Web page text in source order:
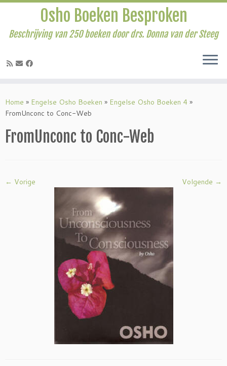
naar
inhoud
Osho Boeken Besproken
Beschrijving van 250 boeken door drs. Donna van der Steeg
Home » Engelse Osho Boeken » Engelse Osho Boeken 4 »
FromUnconc to Conc-Web
FromUnconc to Conc-Web
← Vorige Volgende →